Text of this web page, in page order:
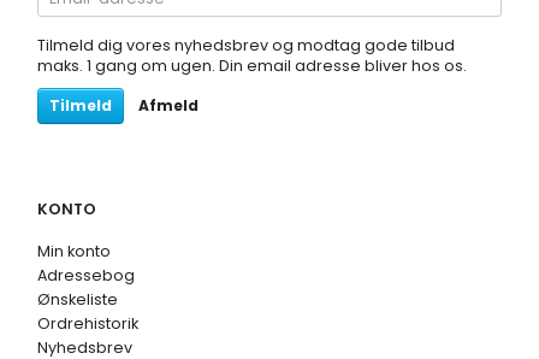
adresse
Tilmeld dig vores nyhedsbrev og modtag gode tilbud
maks. 1 gang om ugen. Din email adresse bliver hos os.
Tilmeld
Afmeld
KONTO
Min konto
Adressebog
Ønskeliste
Ordrehistorik
Nyhedsbrev